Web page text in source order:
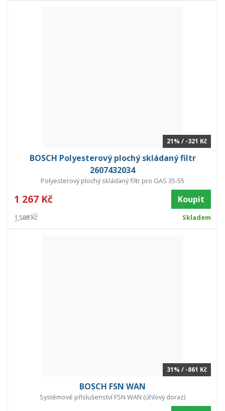
21% / -321 Kč
BOSCH Polyesterový plochý skládaný filtr
2607432034
Polyesterový plochý skládaný filtr pro GAS 35-55
1 267 Kč Koupit
1 588 Kč Skladem
31% / -861 Kč
BOSCH FSN WAN
Systémové příslušenství FSN WAN (úhlový doraz)